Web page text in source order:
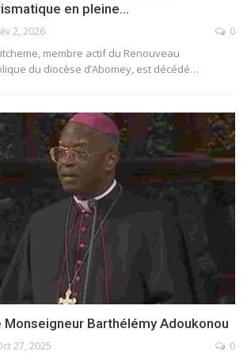
en pleine…
2, 2026 0
membre actif du Renouveau
du diocèse d’Abomey, est décédé…
Monseigneur Barthélémy Adoukonou
27, 2025 0